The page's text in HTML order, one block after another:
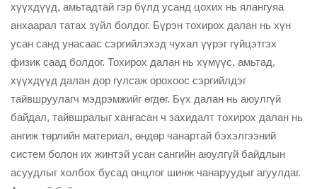
хүүхдүүд, амьтадтай гэр бүлд усанд цохих нь ялангуяа
анхаарал татах зүйл болдог. Бүрэн тохирох далан нь хүн
усан санд унасаас сэргийлэхэд чухал үүрэг гүйцэтгэх
физик саад болдог. Тохирох далан нь хүмүүс, амьтад,
хүүхдүүд далан дор гулсаж орохоос сэргийлдэг
тайвшруулагч мэдрэмжийг өгдөг. Бүх далан нь аюулгүй
байдал, тайвшралыг хангасан ч захидалт тохирох далан нь
ангиж төрлийн материал, өндөр чанартай бэхэлгээний
систем болон их жинтэй усан сангийн аюулгүй байдлын
асуудлыг холбох бусад онцлог шинж чанаруудыг агуулдаг.